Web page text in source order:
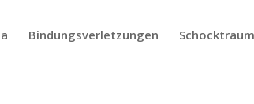
Bindungsverletzungen